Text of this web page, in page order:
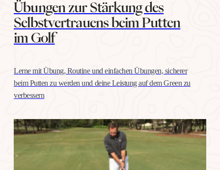
Übungen zur Stärkung des
Selbstvertrauens beim Putten
im Golf
Lerne mit Übung, Routine und einfachen Übungen, sicherer
beim Putten zu werden und deine Leistung auf dem Green zu
verbessern